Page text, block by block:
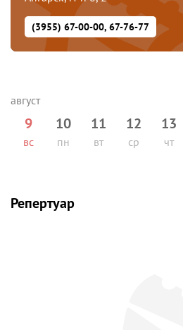
(3955) 67-00-00, 67-76-77
9
вс
10
пн
11
вт
12
ср
13
чт
Репертуар